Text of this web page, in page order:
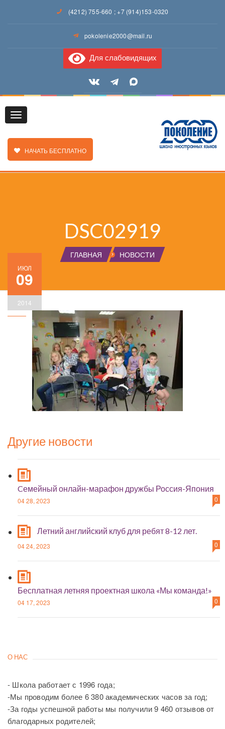
(4212) 755-660 ;+7 (914)153-0320
pokolenie2000@mail.ru
Для слабовидящих
Toggle
ЗАКАЗАТЬ ЗВОНОК
НАЧАТЬ БЕСПЛАТНО
DSC02919
ГЛАВНАЯ НОВОСТИ
ИЮЛ
09
2014
Другие новости
Cемейный онлайн-марафон дружбы Россия-Япония
04 28, 2023 0
Летний английский клуб для ребят 8-12 лет.
04 24, 2023 0
Бесплатная летняя проектная школа «Мы команда!»
04 17, 2023 0
О НАС
- Школа работает с 1996 года;
-Мы проводим более 6 380 академических часов за год;
-За годы успешной работы мы получили 9 460 отзывов от
благодарных родителей;